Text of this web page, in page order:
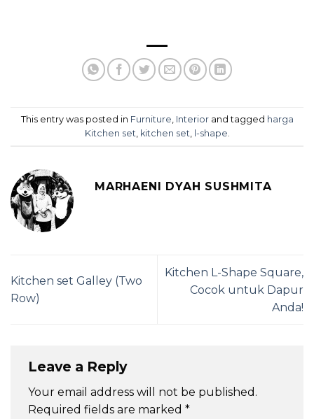
This entry was posted in Furniture Interiorand tagged harga
Kitchen set kitchen set l-shape
MARHAENI DYAH SUSHMITA
Kitchen set Galley (Two
Row)
Kitchen L-Shape Square,
Cocok untuk Dapur
Anda!
Leave a Reply
Your email address will not be published.
Required fields are marked *